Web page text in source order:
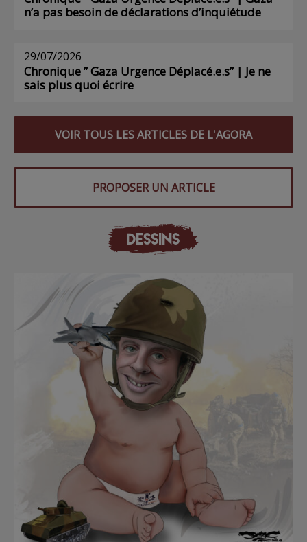
n’a pas besoin de déclarations d’inquiétude
29/07/2026
Chronique ” Gaza Urgence Déplacé.e.s” | Je ne
sais plus quoi écrire
VOIR TOUS LES ARTICLES DE L'AGORA
PROPOSER UN ARTICLE
DESSINS